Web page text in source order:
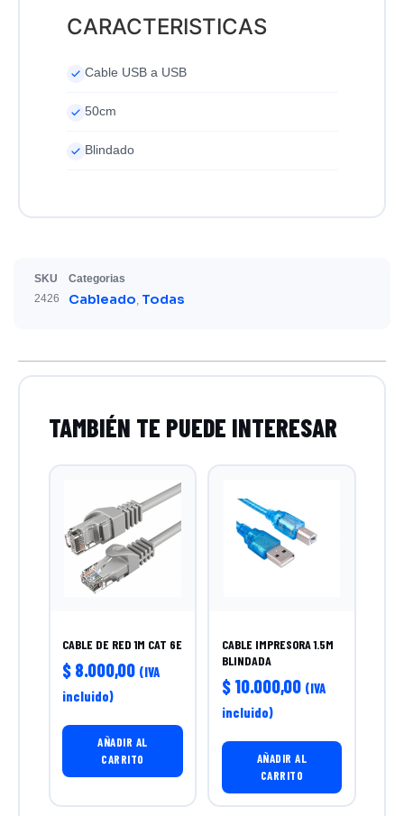
CARACTERISTICAS
Cable USB a USB
50cm
Blindado
SKU
2426
Categorias
Cableado, Todas
CABLE DE RED 1M CAT 6E
$ 8.000,00 (IVA
incluido)
AÑADIR AL
CARRITO
CABLE IMPRESORA 1.5M
BLINDADA
$10.000,00 (IVA
incluido)
AÑADIR AL
CARRITO